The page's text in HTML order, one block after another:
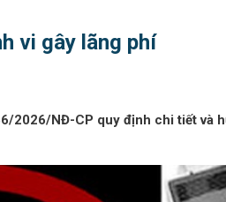
vi gây lãng phí
2026/NĐ-CP quy định chi tiết và